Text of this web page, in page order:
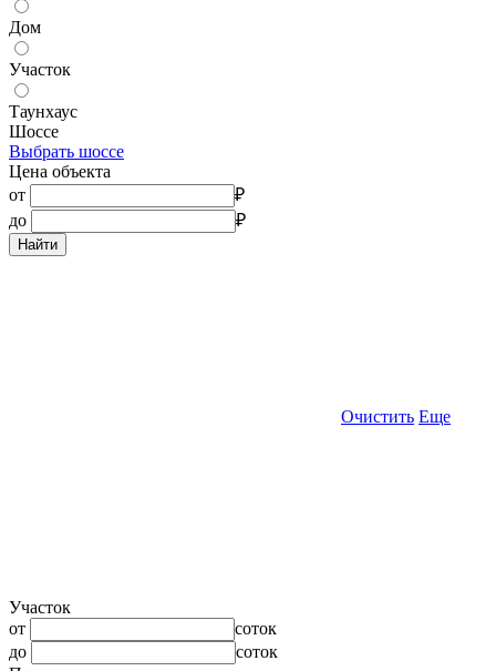
Дом
Участок
Таунхаус
Шоссе
Выбрать шоссе
Цена объекта
от
₽
до
₽
Найти
Очистить Еще
Участок
от
соток
до
соток